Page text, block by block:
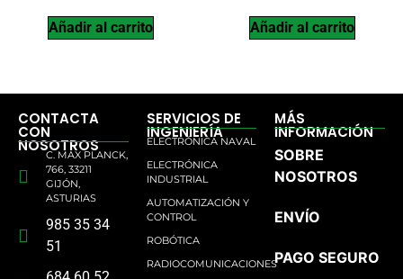
Añadir al carrito Añadir al carrito
CONTACTA
CON
NOSOTROS
C. MAX PLANCK,
766, 33211
GIJÓN,
ASTURIAS
985 35 34
51
SERVICIOS DE
INGENIERÍA
ELECTRÓNICA NAVAL
ELECTRÓNICA
INDUSTRIAL
AUTOMATIZACIÓN Y
CONTROL
ROBÓTICA
RADIOCOMUNICACIONES
MÁS
INFORMACIÓN
SOBRE
NOSOTROS
ENVÍO
PAGO SEGURO